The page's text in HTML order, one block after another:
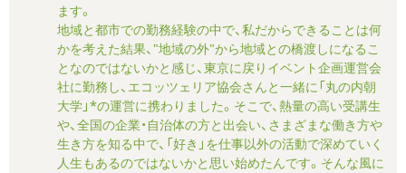
ます。
地域と都市での勤務経験の中で、私だからできることは何
かを考えた結果、"地域の外"から地域との橋渡しになるこ
となのではないかと感じ、東京に戻りイベント企画運営会
社に勤務し、エコッツェリア協会さんと一緒に「丸の内朝
大学」*の運営に携わりました。そこで、熱量の高い受講生
や、全国の企業・自治体の方と出会い、さまざまな働き方や
生き方を知る中で、「好き」を仕事以外の活動で深めていく
人生もあるのではないかと思い始めたんです。そんな風に